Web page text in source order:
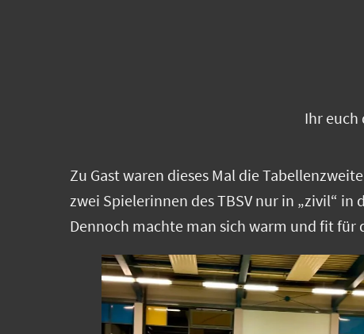
Ihr euch
Zu Gast waren dieses Mal die
zwei Spielerinnen des TBSV nur in „zivil“
Dennoch machte man sich warm und fit für